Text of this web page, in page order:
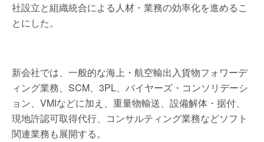
社設立と組織統合による人材・業務の効率化を進めるこ
とにした。
新会社では、一般的な海上・航空輸出入貨物フォワーデ
ィング業務、SCM、3PL、バイヤーズ・コンソリデーシ
ョン、VMIなどに加え、重量物輸送、設備解体・据付、
現地許認可取得代行、コンサルティング業務などソフト
関連業務も展開する。